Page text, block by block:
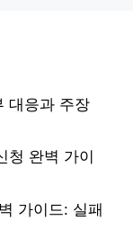
대응과 주장
청 완벽 가이
가이드: 실패